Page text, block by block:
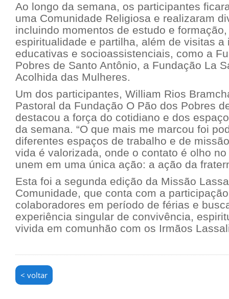
Ao longo da semana, os participantes
uma Comunidade Religiosa e realizaram
incluindo momentos de estudo e
espiritualidade e partilha, além de visitas a
educativas e socioassistenciais, como a
Pobres de Santo Antônio, a Fundação La
Acolhida das Mulheres.
Um dos participantes, William Rios
Pastoral da Fundação O Pão dos Pobres
destacou a força do cotidiano e dos
da semana. “O que mais me marcou foi
diferentes espaços de trabalho e de
vida é valorizada, onde o contato é olho
unem em uma única ação: a ação da
Esta foi a segunda edição da Missão
Comunidade, que conta com a
colaboradores em período de férias e
experiência singular de convivência,
vivida em comunhão com os Irmãos
< voltar